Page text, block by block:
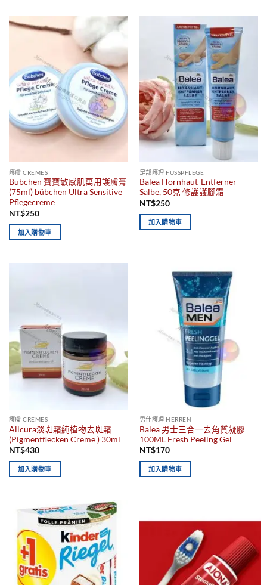
護膚 CREMES
Bübchen 寶寶敏感肌萬用護膚膏
(75ml) bübchen Ultra Sensitive
Pflegecreme
NT$250
加入購物車
足部​護理 FUSSPFLEGE
Balea Hornhaut-Entferner
Salbe, 50克 修護護腳霜
NT$250
加入購物車
護膚 CREMES
Allcura淡斑霜純植物去斑霜
(Pigmentflecken Creme ) 30ml
NT$430
加入購物車
男仕護理 HERREN
Balea 男士三合一去角質凝膠
100ML Fresh Peeling Gel
NT$170
加入購物車